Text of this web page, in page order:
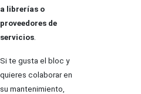
a librerías o
proveedores de
servicios
Si te gusta el bloc y
quieres colaborar en
su mantenimiento,